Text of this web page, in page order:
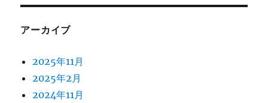
アーカイブ
2025年11月
2025年2月
2024年11月